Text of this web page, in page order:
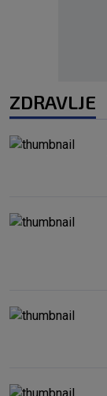
ZDRAVLJE